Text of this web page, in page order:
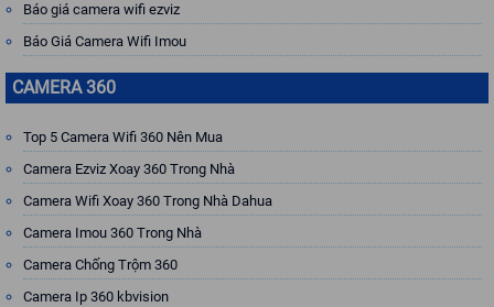
Báo giá camera wifi ezviz
Báo Giá Camera Wifi Imou
CAMERA 360
Top 5 Camera Wifi 360 Nên Mua
Camera Ezviz Xoay 360 Trong Nhà
Camera Wifi Xoay 360 Trong Nhà Dahua
Camera Imou 360 Trong Nhà
Camera Chống Trộm 360
Camera Ip 360 kbvision